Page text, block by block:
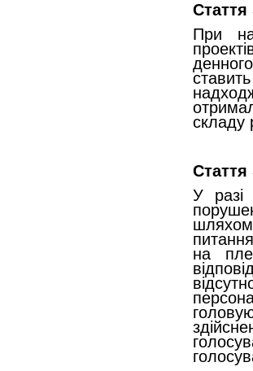
Стаття
При
складу
Стаття
У разі
на